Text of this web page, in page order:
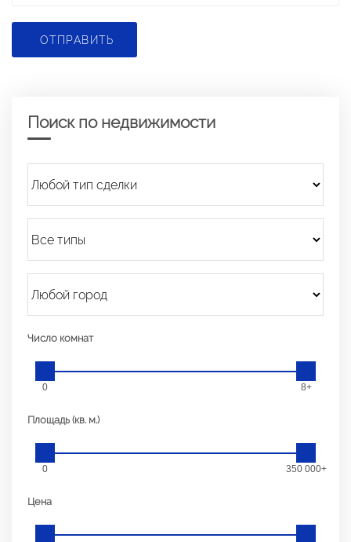
ОТПРАВИТЬ
Поиск по недвижимости
Число комнат
0 8+
Площадь (кв. м.)
0 350 000+
Цена